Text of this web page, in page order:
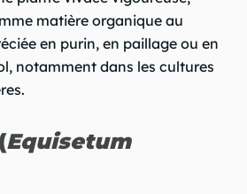
matière organique au
en purin, en paillage ou en
notamment dans les cultures
Equisetum